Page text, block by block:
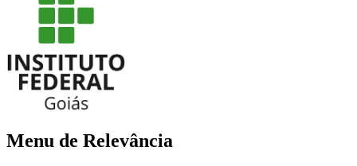
Menu de Relevância